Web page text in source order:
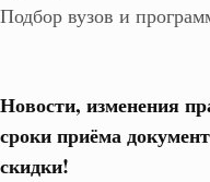
Подбор вузов и
Новости, изменения
сроки приёма
скидки!